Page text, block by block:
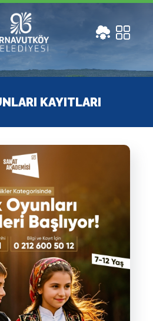
KAYITLARI